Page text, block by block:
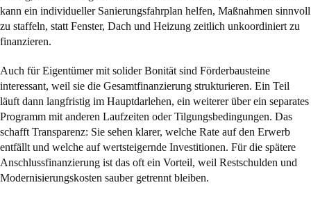
kann ein individueller Sanierungsfahrplan helfen, Maßnahmen sinnvoll
zu staffeln, statt Fenster, Dach und Heizung zeitlich unkoordiniert zu
finanzieren.
Auch für Eigentümer mit solider Bonität sind Förderbausteine
interessant, weil sie die Gesamtfinanzierung strukturieren. Ein Teil
läuft dann langfristig im Hauptdarlehen, ein weiterer über ein separates
Programm mit anderen Laufzeiten oder Tilgungsbedingungen. Das
schafft Transparenz: Sie sehen klarer, welche Rate auf den Erwerb
entfällt und welche auf wertsteigernde Investitionen. Für die spätere
Anschlussfinanzierung ist das oft ein Vorteil, weil Restschulden und
Modernisierungskosten sauber getrennt bleiben.